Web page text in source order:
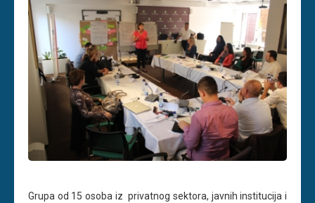
Grupa od 15 osoba iz privatnog sektora, javnih institucija i